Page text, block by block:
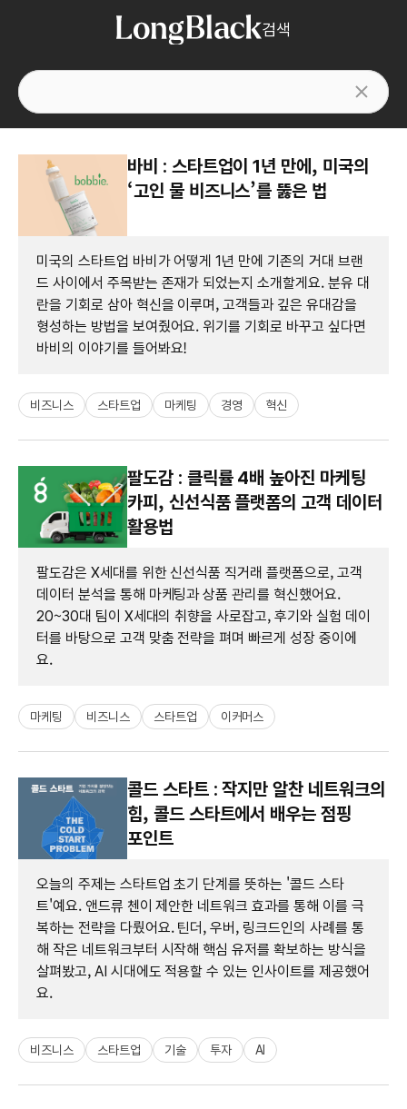
검색
바비 : 스타트업이 1년 만에, 미국의
‘고인 물 비즈니스’를 뚫은 법
미국의 스타트업 바비가 어떻게 1년 만에 기존의 거대 브랜
드 사이에서 주목받는 존재가 되었는지 소개할게요. 분유 대
란을 기회로 삼아 혁신을 이루며, 고객들과 깊은 유대감을
형성하는 방법을 보여줬어요. 위기를 기회로 바꾸고 싶다면
바비의 이야기를 들어봐요!
비즈니스 스타트업 마케팅 경영 혁신
팔도감 : 클릭률 4배 높아진 마케팅
카피, 신선식품 플랫폼의 고객 데이터
활용법
팔도감은 X세대를 위한 신선식품 직거래 플랫폼으로, 고객
데이터 분석을 통해 마케팅과 상품 관리를 혁신했어요.
20~30대 팀이 X세대의 취향을 사로잡고, 후기와 실험 데이
터를 바탕으로 고객 맞춤 전략을 펴며 빠르게 성장 중이에
요.
마케팅 비즈니스 스타트업 이커머스
콜드 스타트 : 작지만 알찬 네트워크의
힘, 콜드 스타트에서 배우는 점핑
포인트
오늘의 주제는 스타트업 초기 단계를 뜻하는 '콜드 스타
트'예요. 앤드류 첸이 제안한 네트워크 효과를 통해 이를 극
복하는 전략을 다뤘어요. 틴더, 우버, 링크드인의 사례를 통
해 작은 네트워크부터 시작해 핵심 유저를 확보하는 방식을
살펴봤고, AI 시대에도 적용할 수 있는 인사이트를 제공했어
요.
비즈니스 스타트업 기술 투자 AI